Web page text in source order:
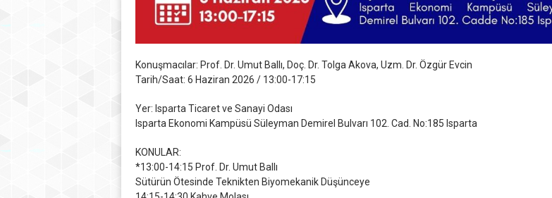
Konuşmacılar: Prof. Dr. Umut Ballı, Doç. Dr. Tolga Akova, Uzm. Dr. Özgür Evcin
Tarih/Saat: 6 Haziran 2026 / 13:00-17:15
Yer: Isparta Ticaret ve Sanayi Odası
Isparta Ekonomi Kampüsü Süleyman Demirel Bulvarı 102. Cad. No:185 Isparta
KONULAR:
*13:00-14:15 Prof. Dr. Umut Ballı
Sütürün Ötesinde Teknikten Biyomekanik Düşünceye